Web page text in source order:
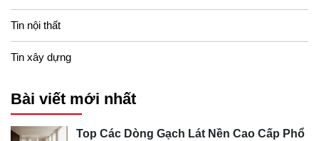
Tin nội thất
Tin xây dựng
Bài viết mới nhất
Top Các Dòng Gạch Lát Nền Cao Cấp Phổ